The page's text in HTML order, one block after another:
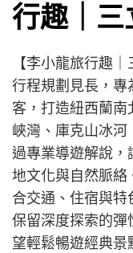
行趣｜三
【李小龍旅行趣
行程規劃見長，專
客，打造紐西蘭南
峽灣、庫克山冰
過專業導遊解說，
地文化與自然脈
合交通、住宿與
保留深度探索的彈
望輕鬆暢遊經典景